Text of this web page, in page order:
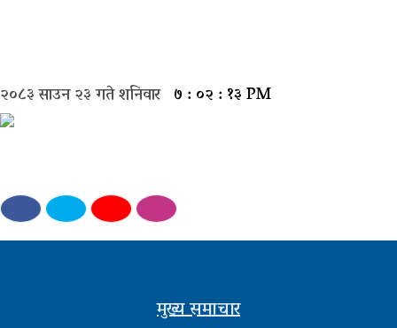
समाचार
विचार
२०८३ साउन २३ गते शनिवार ७ : ०२ : १४ PM
मुख्य समाचार